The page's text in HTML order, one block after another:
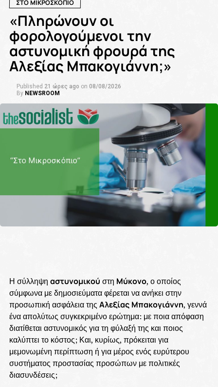
ΣΤΟ ΜΙΚΡΟΣΚΟΠΙΟ
«Πληρώνουν οι
φορολογούμενοι την
αστυνομική φρουρά της
Αλεξίας Μπακογιάννη;»
Published 21 ώρες ago on 08/08/2026
By NEWSROOM
Η σύλληψη αστυνομικού στη Μύκονο, ο οποίος
σύμφωνα με δημοσιεύματα φέρεται να ανήκει στην
προσωπική ασφάλεια της Αλεξίας Μπακογιάννη, γεννά
ένα απολύτως συγκεκριμένο ερώτημα: με ποια απόφαση
διατίθεται αστυνομικός για τη φύλαξή της και ποιος
καλύπτει το κόστος; Και, κυρίως, πρόκειται για
μεμονωμένη περίπτωση ή για μέρος ενός ευρύτερου
συστήματος προστασίας προσώπων με πολιτικές
διασυνδέσεις;